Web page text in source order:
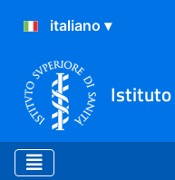
Istituto